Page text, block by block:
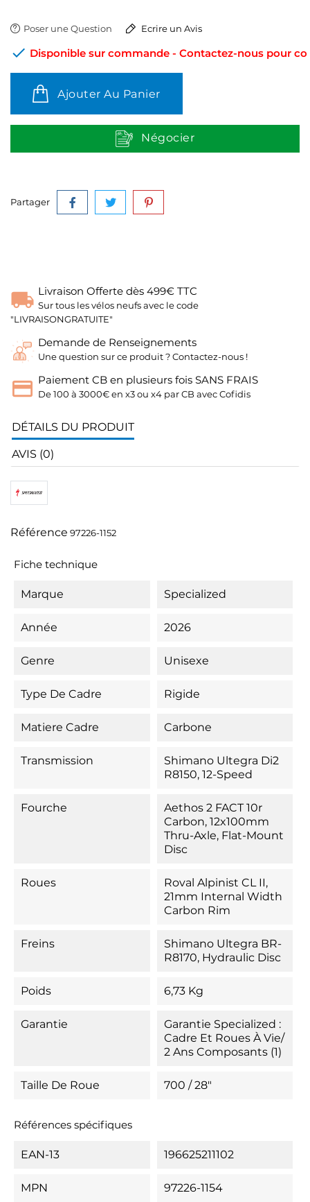
Poser une Question Ecrire un Avis
 Disponible sur commande - Contactez-nous pour
Ajouter Au Panier
Négocier
Partager
Livraison Offerte dès 499€ TTC
Sur tous les vélos neufs avec le code
"LIVRAISONGRATUITE"
Demande de Renseignements
Une question sur ce produit ? Contactez-nous !
Paiement CB en plusieurs fois SANS FRAIS
De 100 à 3000€ en x3 ou x4 par CB avec Cofidis
DÉTAILS DU PRODUIT
AVIS (0)
Référence 97226-1152
Fiche technique
Marque Specialized
Année 2026
Genre Unisexe
Type De Cadre Rigide
Matiere Cadre Carbone
Transmission
Shimano Ultegra Di2
R8150, 12-Speed
Fourche
Aethos 2 FACT 10r
Carbon, 12x100mm
Thru-Axle, Flat-Mount
Disc
Roues
Roval Alpinist CL II,
21mm Internal Width
Carbon Rim
Freins
Shimano Ultegra BR-
R8170, Hydraulic Disc
Poids 6,73 Kg
Garantie
Garantie Specialized :
Cadre Et Roues À Vie/
2 Ans Composants (1)
Taille De Roue 700 / 28"
Références spécifiques
EAN-13 196625211102
MPN 97226-1154